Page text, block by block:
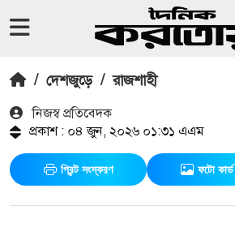
/ দেশজুড়ে / রাজশাহী
নিজস্ব প্রতিবেদক
প্রকাশ : ০৪ জুন, ২০২৬ ০১:৩১ এএম
প্রিন্ট সংস্করণ ফটো কার্ড